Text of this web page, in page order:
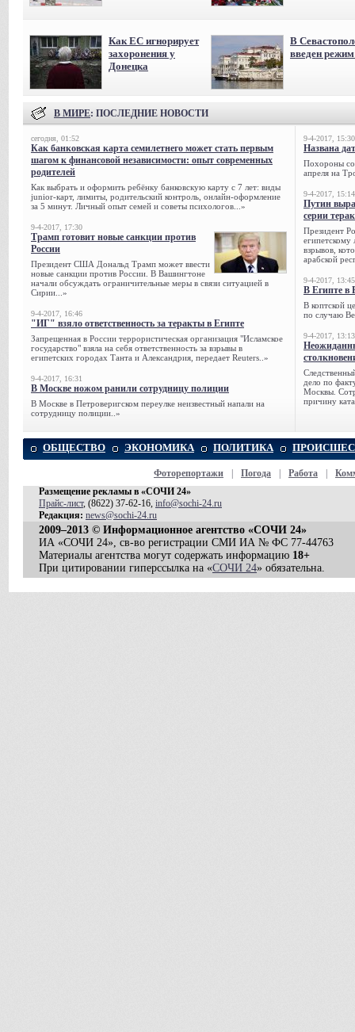
Как ЕС игнорирует
захоронения у
Донецка
В
введен
В МИРЕ: ПОСЛЕДНИЕ НОВОСТИ
сегодня, 01:52
Как банковская карта семилетнего может стать первым
шагом к финансовой независимости: опыт современных
родителей
Как выбрать и оформить ребёнку банковскую карту с 7 лет: виды
junior-карт, лимиты, родительский контроль, онлайн-оформление
за 5 минут. Личный опыт семей и советы психологов...»
9-4-2017, 17:30
Трамп готовит новые санкции против
России
Президент США Дональд Трамп может ввести
новые санкции против России. В Вашингтоне
начали обсуждать ограничительные меры в связи ситуацией в
Сирии...»
9-4-2017, 16:46
"ИГ" взяло ответственность за теракты в Египте
Запрещенная в России террористическая организация "Исламское
государство" взяла на себя ответственность за взрывы в
египетских городах Танта и Александрия, передает Reuters..»
9-4-2017, 16:31
В Москве ножом ранили сотрудницу полиции
В Москве в Петроверигском переулке неизвестный напали на
сотрудницу полиции..»
9-4-2017, 15:30
Названа
Похороны
апреля на
9-4-2017, 15:14
Путин
серии
Президент
египетскому
взрывов,
арабской
9-4-2017, 13:45
В Египте в
В коптской
по случаю
9-4-2017, 13:13
дело по
Москвы.
причину
ОБЩЕСТВО ЭКОНОМИКА ПОЛИТИКА
Фоторепортажи Погода Работа
Размещение рекламы в «СОЧИ 24»
Прайс-лист, (8622) 37-62-16, info@sochi-24.ru
Редакция: news@sochi-24.ru
2009–2013 © Информационное агентство «СОЧИ 24»
ИА «СОЧИ 24», св-во регистрации СМИ ИА № ФС 77-44763
Материалы агентства могут содержать информацию 18+
При цитировании гиперссылка на «СОЧИ 24» обязательна.